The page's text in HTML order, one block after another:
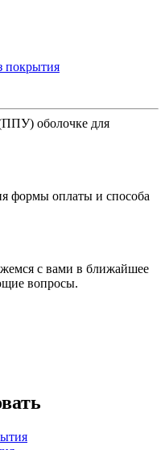
оболочке для
формы оплаты и способа
с вами в ближайшее
вопросы.